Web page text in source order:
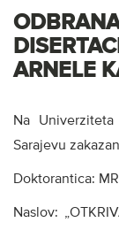
ARNELE
Na
Sarajevu
Doktorantica:
Naslov: